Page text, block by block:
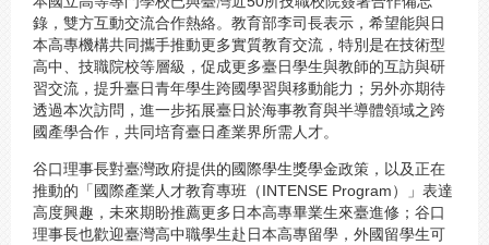
錄，雙方互動交流合作熱絡。教育部李司長表示，希望能與日
本高專機構共同攜手推動更多實質教育交流，特別是在技術型
高中、技職院校等層級，促成更多臺日學生與教師的互訪與研
習交流，提升臺日青年學生跨國學習與移動能力；另外亦期待
透過本次訪問，進一步拓展臺日於海事教育與半導體領域之跨
國產學合作，共同培育臺日產業界所需人才。
谷口理事長對臺灣政府提供的國際學生獎學金政策，以及正在
推動的「國際產業人才教育專班（INTENSE Program）」表達
高度興趣，未來期盼推薦更多日本高專畢業生來臺進修；谷口
理事長也歡迎臺灣高中職學生赴日本高專留學，外國留學生可